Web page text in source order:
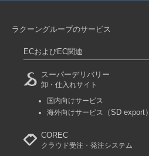
ラクーングループのサービス
ECおよびEC関連
スーパーデリバリー
卸・仕入れサイト
国内向けサービス
海外向けサービス
（SD export）
COREC
クラウド受注・発注システム